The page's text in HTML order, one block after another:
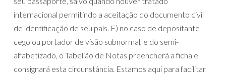
internacional permitindo a aceitação do documento civil
de identificação de seu país. F) no caso de depositante
cego ou portador de visão subnormal, e do semi-
alfabetizado, o Tabelião de Notas preencherá a ficha e
consignará esta circunstância. Estamos aqui para facilitar